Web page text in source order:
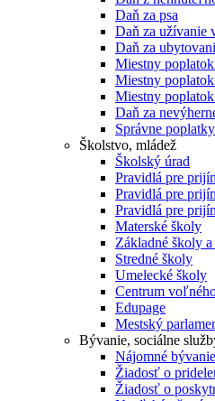
Daň za psa
Daň za užívanie
Daň za
Miestny
Miestny
Miestny
Daň za
Správne poplatky
Školstvo, mládež
Školský úrad
Pravidlá pre
Pravidlá pre
Pravidlá pre
Materské školy
Základné školy a
Stredné školy
Umelecké školy
Centrum
Edupage
Mestský
Bývanie, sociálne
Nájomné bývanie
Žiadosť o
Žiadosť o